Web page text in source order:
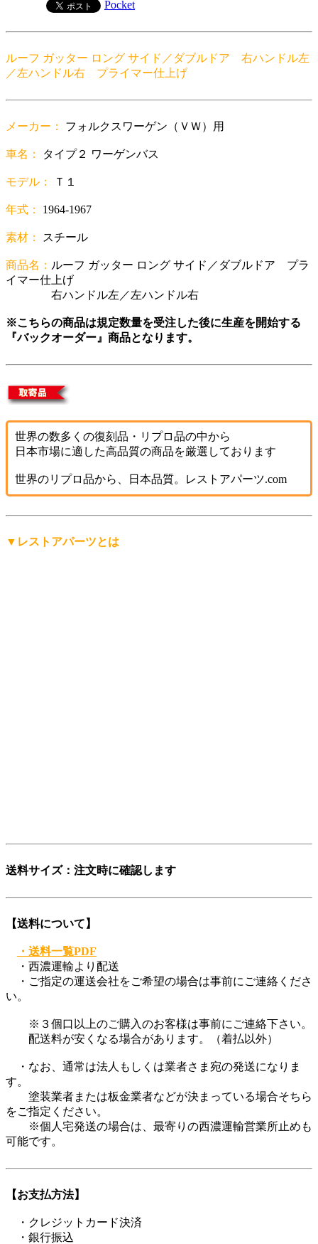
Pocket
ルーフ ガッター ロング サイド／ダブルドア 右ハンドル左
／左ハンドル右 プライマー仕上げ
メーカー： フォルクスワーゲン（ＶＷ）用
車名： タイプ２ ワーゲンバス
モデル： Ｔ１
年式： 1964-1967
素材： スチール
商品名： ルーフ ガッター ロング サイド／ダブルドア プラ
イマー仕上げ
右ハンドル左／左ハンドル右
※こちらの商品は規定数量を受注した後に生産を開始する
『バックオーダー』商品となります。
世界の数多くの復刻品・リプロ品の中から
日本市場に適した高品質の商品を厳選しております
世界のリプロ品から、日本品質。レストアパーツ.com
▼レストアパーツとは
送料サイズ：注文時に確認します
【送料について】
・送料一覧PDF
・西濃運輸より配送
・ご指定の運送会社をご希望の場合は事前にご連絡くださ
い。
※３個口以上のご購入のお客様は事前にご連絡下さい。
配送料が安くなる場合があります。（着払以外）
・なお、通常は法人もしくは業者さま宛の発送になりま
す。
塗装業者または板金業者などが決まっている場合そちら
をご指定ください。
※個人宅発送の場合は、最寄りの西濃運輸営業所止めも
可能です。
【お支払方法】
・クレジットカード決済
・銀行振込